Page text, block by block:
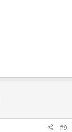
#9